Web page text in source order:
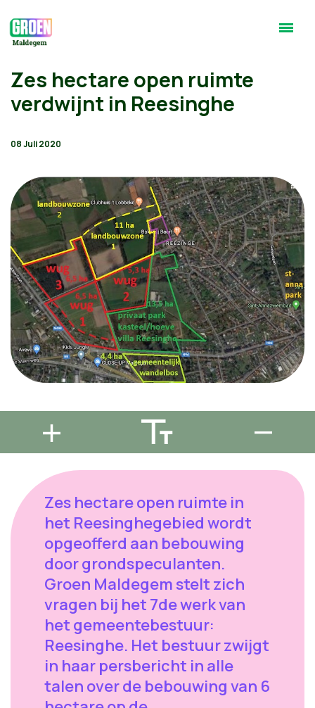
Zes hectare open ruimte
verdwijnt in Reesinghe
08 Juli 2020
Zes hectare open ruimte in
het Reesinghegebied wordt
opgeofferd aan bebouwing
door grondspeculanten.
Groen Maldegem stelt zich
vragen bij het 7de werk van
het gemeentebestuur:
Reesinghe. Het bestuur zwijgt
in haar persbericht in alle
talen over de bebouwing van 6